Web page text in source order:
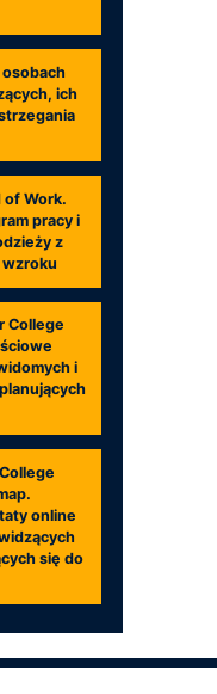
osobach
ich
of Work.
pracy i
z
wzroku
College
i
online
się do